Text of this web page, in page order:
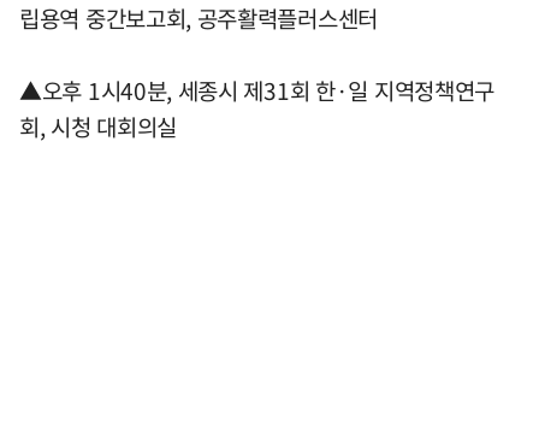
립용역 중간보고회, 공주활력플러스센터
▲오후 1시40분, 세종시 제31회 한·일 지역정책연구
회, 시청 대회의실